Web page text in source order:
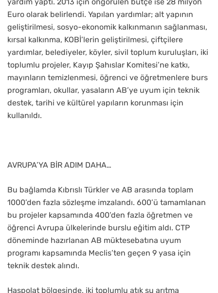
Euro olarak belirlendi. Yapılan yardımlar; alt yapının
geliştirilmesi, sosyo-ekonomik kalkınmanın sağlanması,
kırsal kalkınma, KOBİ’lerin geliştirilmesi, çiftçilere
yardımlar, belediyeler, köyler, sivil toplum kuruluşları, iki
toplumlu projeler, Kayıp Şahıslar Komitesi’ne katkı,
mayınların temizlenmesi, öğrenci ve öğretmenlere burs
programları, okullar, yasaların AB’ye uyum için teknik
destek, tarihi ve kültürel yapıların korunması için
kullanıldı.
AVRUPA’YA BİR ADIM DAHA…
Bu bağlamda Kıbrıslı Türkler ve AB arasında toplam
1000’den fazla sözleşme imzalandı. 600’ü tamamlanan
bu projeler kapsamında 400’den fazla öğretmen ve
öğrenci Avrupa ülkelerinde burslu eğitim aldı. CTP
döneminde hazırlanan AB müktesebatına uyum
programı kapsamında Meclis’ten geçen 9 yasa için
teknik destek alındı.
Haspolat bölgesinde, iki toplumlu atık su arıtma